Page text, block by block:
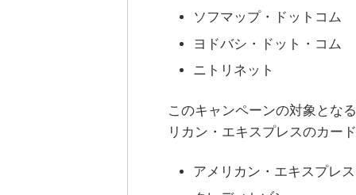
ソフマップ・ドットコム
ヨドバシ・ドット・コム
ニトリネット
このキャンペーンの対象とな
リカン・エキスプレスのカー
アメリカン・エキスプレ